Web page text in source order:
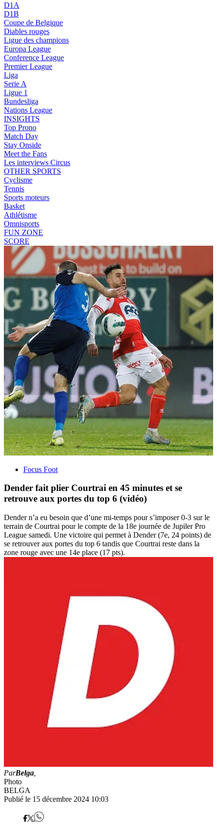
D1A
D1B
Coupe de Belgique
Diables rouges
Ligue des champions
Europa League
Conference League
Premier League
Liga
Serie A
Ligue 1
Bundesliga
Nations League
INSIGHTS
Top Prono
Match Day
Stay Onside
Meet the Fans
Les interviews Circus
OTHER SPORTS
Cyclisme
Tennis
Sports moteurs
Basket
Athlétisme
Omnisports
FUN ZONE
SCORE
Focus Foot
Dender fait plier Courtrai en 45 minutes et se
retrouve aux portes du top 6 (vidéo)
Dender n’a eu besoin que d’une mi-temps pour s’imposer 0-3 sur le
terrain de Courtrai pour le compte de la 18e journée de Jupiler Pro
League samedi. Une victoire qui permet à Dender (7e, 24 points) de
se retrouver aux portes du top 6 tandis que Courtrai reste dans la
zone rouge avec une 14e place (17 pts).
ParBelga
Photo
BELGA
Publié le 15 décembre 2024 10:03